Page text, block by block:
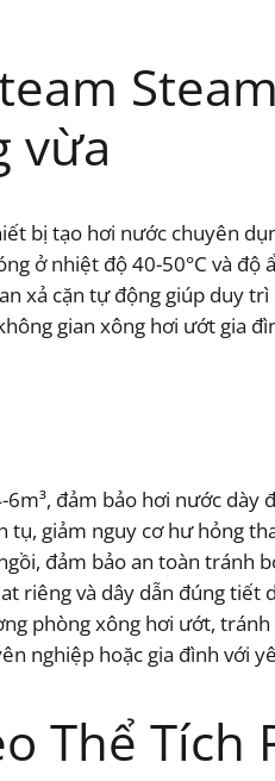
vừa
bị tạo hơi nước chuyên
ở nhiệt độ 40-50°C và
xả cặn tự động giúp duy
gian xông hơi ướt gia
đảm bảo hơi nước dày
tụ, giảm nguy cơ hư hỏng
đảm bảo an toàn tránh
riêng và dây dẫn đúng tiết
phòng xông hơi ướt,
nghiệp hoặc gia đình với
Thể Tích